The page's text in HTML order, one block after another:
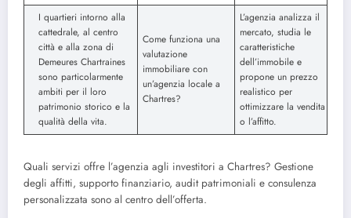
I quartieri intorno alla
cattedrale, al centro
città e alla zona di
Demeures Chartraines
sono particolarmente
ambiti per il loro
patrimonio storico e la
qualità della vita.
Come funziona una
valutazione
immobiliare con
un’agenzia locale a
Chartres?
L’agenzia analizza il
mercato, studia le
caratteristiche
dell’immobile e
propone un prezzo
realistico per
ottimizzare la vendita
o l’affitto.
Quali servizi offre l’agenzia agli investitori a Chartres? Gestione
degli affitti, supporto finanziario, audit patrimoniali e consulenza
personalizzata sono al centro dell’offerta.